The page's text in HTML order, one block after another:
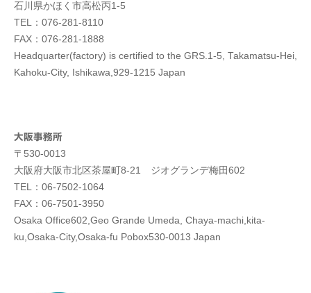
石川県かほく市高松丙1-5
TEL：076-281-8110
FAX：076-281-1888
Headquarter(factory) is certified to the GRS.1-5, Takamatsu-Hei,
Kahoku-City, Ishikawa,929-1215 Japan
大阪事務所
〒530-0013
大阪府大阪市北区茶屋町8-21 ジオグランデ梅田602
TEL：06-7502-1064
FAX：06-7501-3950
Osaka Office602,Geo Grande Umeda, Chaya-machi,kita-
ku,Osaka-City,Osaka-fu Pobox530-0013 Japan